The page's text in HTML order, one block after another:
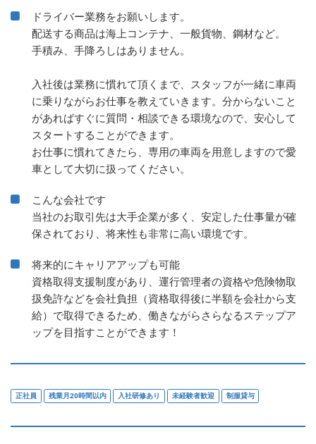
ドライバー業務をお願いします。
配送する商品は海上コンテナ、一般貨物、鋼材など。
手積み、手降ろしはありません。
入社後は業務に慣れて頂くまで、スタッフが一緒に車両
に乗りながらお仕事を教えていきます。分からないこと
があればすぐに質問・相談できる環境なので、安心して
スタートすることができます。
お仕事に慣れてきたら、専用の車両を用意しますので愛
車として大切に扱ってください。
こんな会社です
当社のお取引先は大手企業が多く、安定した仕事量が確
保されており、将来性も非常に高い環境です。
将来的にキャリアアップも可能
資格取得支援制度があり、運行管理者の資格や危険物取
扱免許などを会社負担（資格取得後に半額を会社から支
給）で取得できるため、働きながらさらなるステップア
ップを目指すことができます！
正社員 残業月20時間以内 入社研修あり 未経験者歓迎 制服貸与